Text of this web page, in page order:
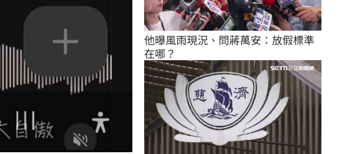
他曝風雨現況、問蔣萬安：放假標準
在哪？